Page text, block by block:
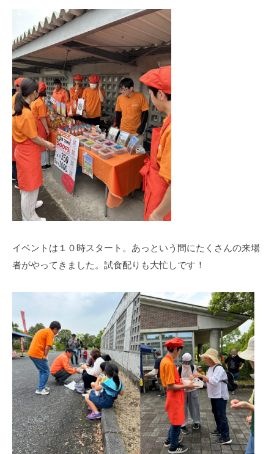
イベントは１０時スタート。あっという間にたくさんの来場
者がやってきました。試食配りも大忙しです！